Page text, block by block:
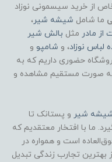
از خرید سیسمونی نوزاد
ما شامل شیشه شیر،
از مادر مثل بالش شیر
لباس نوزاد، و شامپو و
حضوری داریم که به
به صورت مستقیم مشاهده و
شیر و پستانک تا
ما با افتخار معتقدیم که
است و همواره در
بهترین تجارب زندگی تبدیل